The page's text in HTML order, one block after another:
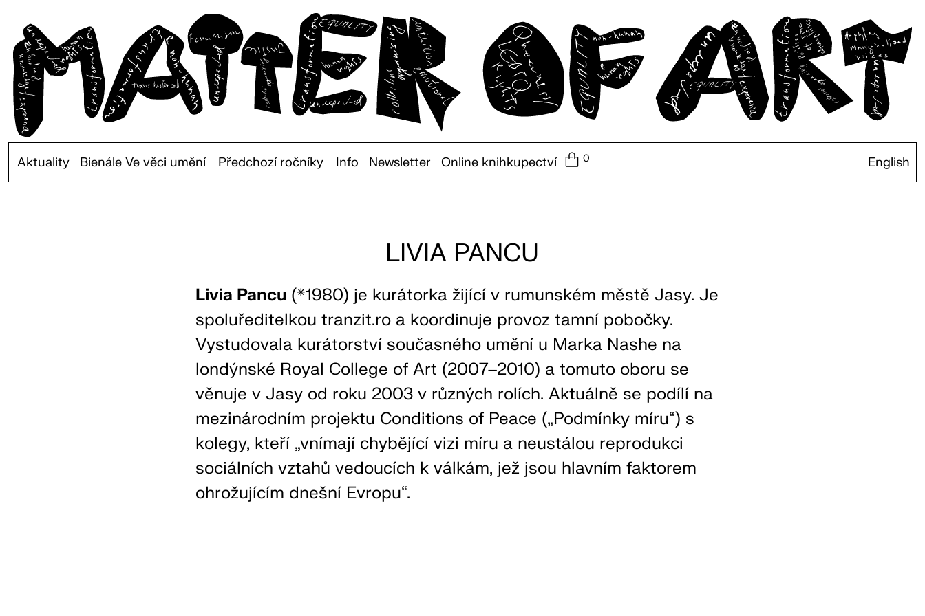
Aktuality Bienále Ve věci umění Předchozí ročníky Info Newsletter Online knihkupectví 0 English
LIVIA PANCU
Livia Pancu (*1980) je kurátorka žijící v rumunském městě Jasy. Je
spoluředitelkou tranzit.ro a koordinuje provoz tamní pobočky.
Vystudovala kurátorství současného umění u Marka Nashe na
londýnské Royal College of Art (2007–2010) a tomuto oboru se
věnuje v Jasy od roku 2003 v různých rolích. Aktuálně se podílí na
mezinárodním projektu Conditions of Peace („Podmínky míru“) s
kolegy, kteří „vnímají chybějící vizi míru a neustálou reprodukci
sociálních vztahů vedoucích k válkám, jež jsou hlavním faktorem
ohrožujícím dnešní Evropu“.